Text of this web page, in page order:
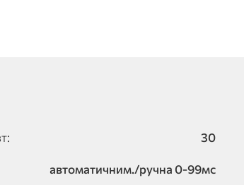
30
автоматичним./ручна 0-99мс